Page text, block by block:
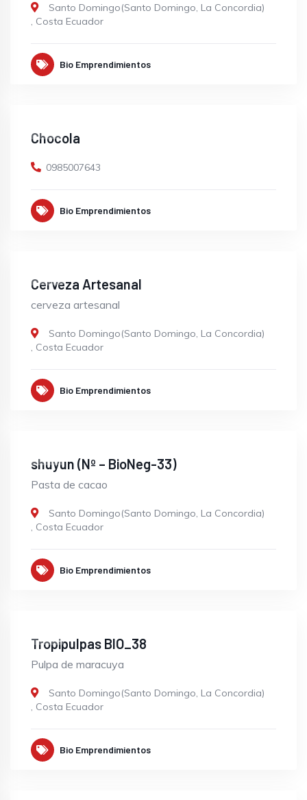
Santo Domingo(Santo Domingo, La Concordia)
, Costa Ecuador
Bio Emprendimientos
Chocola
0985007643
Bio Emprendimientos
Cerveza Artesanal
cerveza artesanal
Santo Domingo(Santo Domingo, La Concordia)
, Costa Ecuador
Bio Emprendimientos
shuyun (Nº – BioNeg-33)
Pasta de cacao
Santo Domingo(Santo Domingo, La Concordia)
, Costa Ecuador
Bio Emprendimientos
Tropipulpas BIO_38
Pulpa de maracuya
Santo Domingo(Santo Domingo, La Concordia)
, Costa Ecuador
Bio Emprendimientos